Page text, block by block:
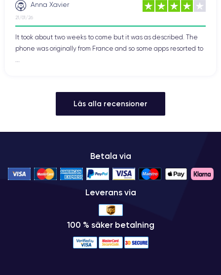
Anna Xavier
21/01/26
It took about two weeks to come but it was as described. The
phone was originally from France and so some apps resorted to
Läs alla recensioner
Betala via
Leverans via
100 % säker betalning